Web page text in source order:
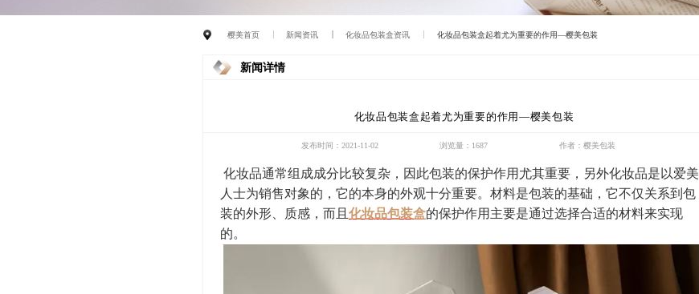
樱美首页 新闻资讯 化妆品包装盒资讯 化妆品包装盒起着尤为重要的作用—樱美包装
新闻详情
化妆品包装盒起着尤为重要的作用—樱美包装
发布时间：2021-11-02 浏览量：1687 作者：樱美包装
化妆品通常组成成分比较复杂，因此包装的保护作用尤其重要，另外化妆品是以爱美
人士为销售对象的，它的本身的外观十分重要。材料是包装的基础，它不仅关系到包
装的外形、质感，而且 化妆品包装盒的保护作用主要是通过选择合适的材料来实现
的。